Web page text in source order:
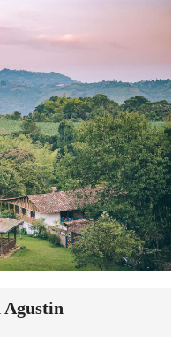
Agustin